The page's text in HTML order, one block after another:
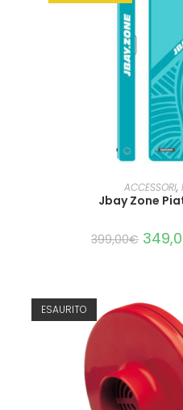
AGGIUNGI
ACCESSORI,
Jbay Zone
399,00€
ESAURITO